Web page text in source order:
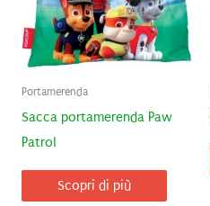
Portamerenda
Sacca portamerenda Paw
Patrol
Scopri di più